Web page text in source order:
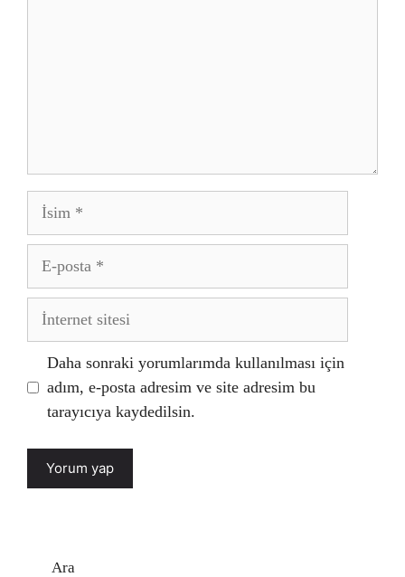
İsim
posta
İnternet
Daha sonraki yorumlarımda kullanılması için
adım, e-posta adresim ve site adresim bu
tarayıcıya kaydedilsin.
Ara